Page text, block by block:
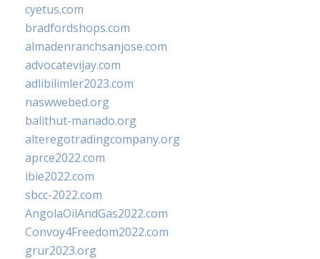
cyetus.com
bradfordshops.com
almadenranchsanjose.com
advocatevijay.com
adlibilimler2023.com
naswwebed.org
balithut-manado.org
alteregotradingcompany.org
aprce2022.com
ibie2022.com
sbcc-2022.com
AngolaOilAndGas2022.com
Convoy4Freedom2022.com
grur2023.org